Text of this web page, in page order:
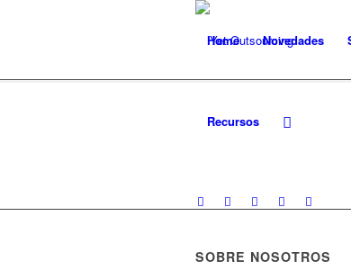
Home Novedades
Recursos
SOBRE NOSOTROS